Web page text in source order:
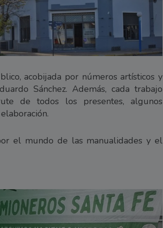
acobijada por números artísticos y
Sánchez. Además, cada trabajo
de todos los presentes, algunos
el mundo de las manualidades y el